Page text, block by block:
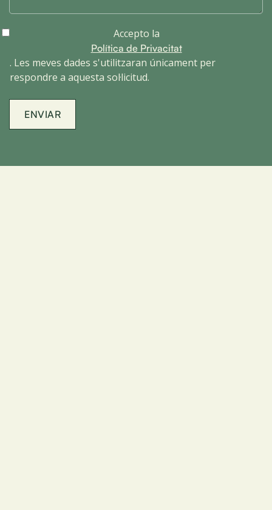
Accepto la
Política de Privacitat
. Les meves dades s'utilitzaran únicament per
respondre a aquesta sol·licitud.